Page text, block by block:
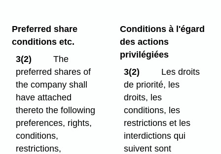
Preferred share
conditions etc.
3(2)
The
preferred shares of
the company shall
have attached
thereto the following
preferences, rights,
conditions,
restrictions,
Conditions à l'égard
des actions
privilégiées
3(2)
Les droits
de priorité, les
droits, les
conditions, les
restrictions et les
interdictions qui
suivent sont